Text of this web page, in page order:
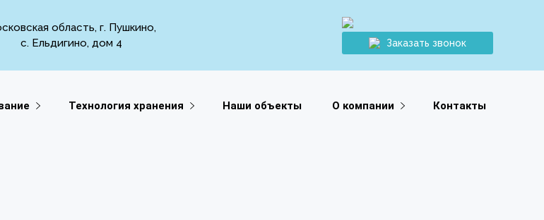
область, г. Пушкино,
с. Ельдигино, дом 4
Заказать звонок
Технология хранения Наши объекты О компании Контакты